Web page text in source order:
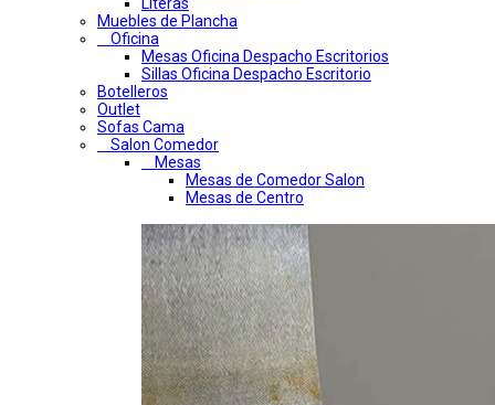
Literas
Muebles de Plancha
Oficina
Mesas Oficina Despacho Escritorios
Sillas Oficina Despacho Escritorio
Botelleros
Outlet
Sofas Cama
Salon Comedor
Mesas
Mesas de Comedor Salon
Mesas de Centro